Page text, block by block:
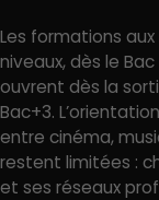
Les formations
niveaux, dès le
ouvrent dès la
Bac+3.
entre cinéma,
restent limitées :
et ses réseaux